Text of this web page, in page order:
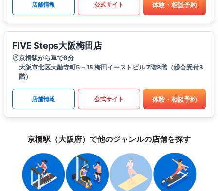
店舗情報 公式サイト 体験・相談予約
FIVE Steps大阪梅田店
京橋駅から車で6分
大阪市北区太融寺町5－15 梅田イーストビル 7階8階（総合受付8
階）
店舗情報 公式サイト 体験・相談予約
京橋駅（大阪府）で他のジャンルの店舗を探す